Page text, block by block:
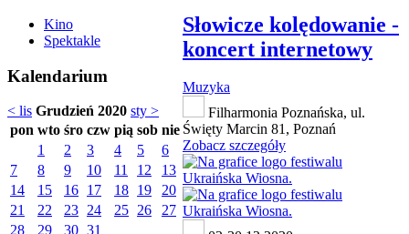
Kino
Spektakle
Kalendarium
< lis Grudzień 2020 sty >
pon wto śro czw pią sob nie
1
2 3 4 5
6
7
8 9 10 11 12
13
14
15 16 17 18 19
20
21
22 23 24 25 26
27
28
29 30 31
Słowicze kolędowanie -
koncert internetowy
Muzyka
Filharmonia Poznańska, ul.
Święty Marcin 81, Poznań
Zobacz szczegóły